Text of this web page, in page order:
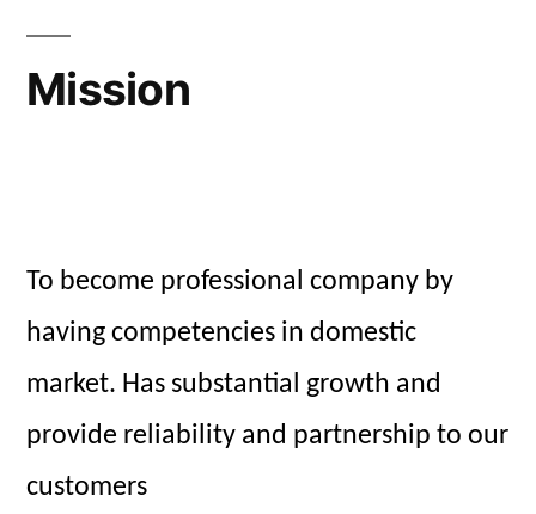
Mission
To become professional company by
having competencies in domestic
market. Has substantial growth and
provide reliability and partnership to our
customers